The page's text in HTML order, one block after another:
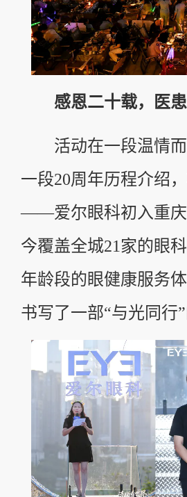
感恩二十载，医患
活动在一段温情而
一段20周年历程介绍
——爱尔眼科初入重庆
今覆盖全城21家的眼
年龄段的眼健康服务
书写了一部“与光同行”